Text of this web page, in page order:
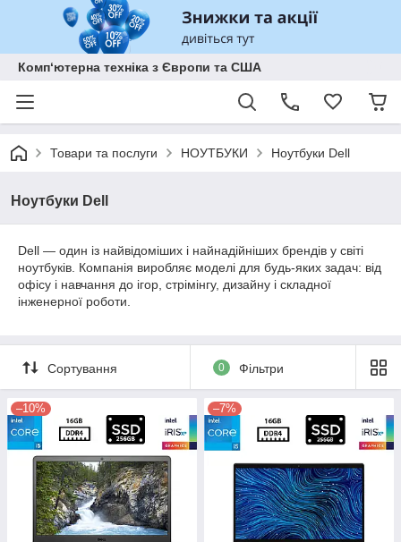
Комп‘ютерна техніка з Європи та США
Товари та послуги НОУТБУКИ Ноутбуки Dell
Ноутбуки Dell
Dell — один із найвідоміших і найнадійніших брендів у світі
ноутбуків. Компанія виробляє моделі для будь-яких задач: від
офісу і навчання до ігор, стрімінгу, дизайну і складної
інженерної роботи.
Сортування 0 Фільтри
–10% –7%